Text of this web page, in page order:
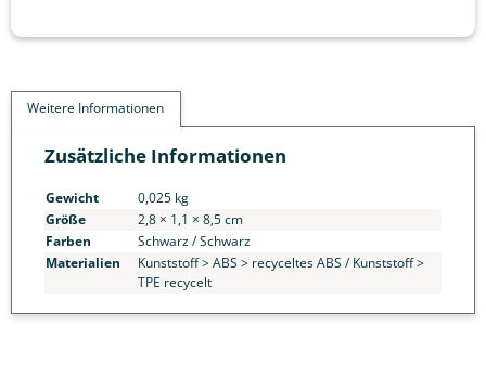
Weitere Informationen
Zusätzliche Informationen
Gewicht
0,025 kg
Größe
2,8 × 1,1 × 8,5 cm
Farben
Schwarz / Schwarz
Materialien
Kunststoff > ABS > recyceltes ABS / Kunststoff >
TPE recycelt